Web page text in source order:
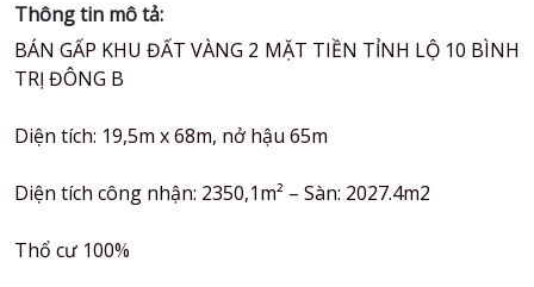
Thông tin mô tả:
BÁN GẤP KHU ĐẤT VÀNG 2 MẶT TIỀN TỈNH LỘ 10 BÌNH
TRỊ ĐÔNG B
Diện tích: 19,5m x 68m, nở hậu 65m
Diện tích công nhận: 2350,1m² – Sàn: 2027.4m2
Thổ cư 100%